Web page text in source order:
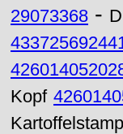
29073368 -
Kopf